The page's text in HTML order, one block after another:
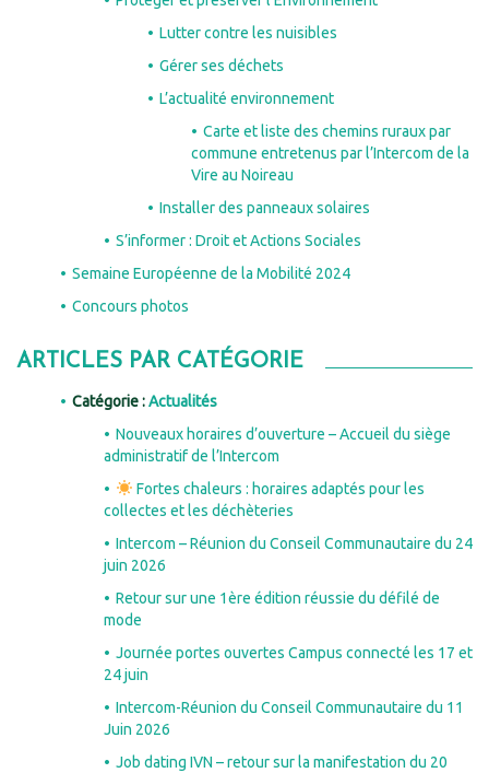
Lutter contre les nuisibles
Gérer ses déchets
L’actualité environnement
Carte et liste des chemins ruraux par
commune entretenus par l’Intercom de la
Vire au Noireau
Installer des panneaux solaires
S’informer : Droit et Actions Sociales
Semaine Européenne de la Mobilité 2024
Concours photos
ARTICLES PAR CATÉGORIE
Catégorie :Actualités
Nouveaux horaires d’ouverture – Accueil du siège
administratif de l’Intercom
Fortes chaleurs : horaires adaptés pour les
collectes et les déchèteries
Intercom – Réunion du Conseil Communautaire du 24
juin 2026
Retour sur une 1ère édition réussie du défilé de
mode
Journée portes ouvertes Campus connecté les 17 et
24 juin
Intercom-Réunion du Conseil Communautaire du 11
Juin 2026
Job dating IVN – retour sur la manifestation du 20